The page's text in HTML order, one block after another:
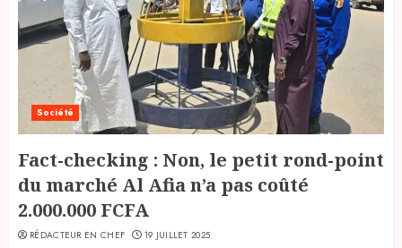
Société
Fact-checking : Non, le petit rond-point
du marché Al Afia n’a pas coûté
2.000.000 FCFA
RÉDACTEUR EN CHEF 19 JUILLET 2025